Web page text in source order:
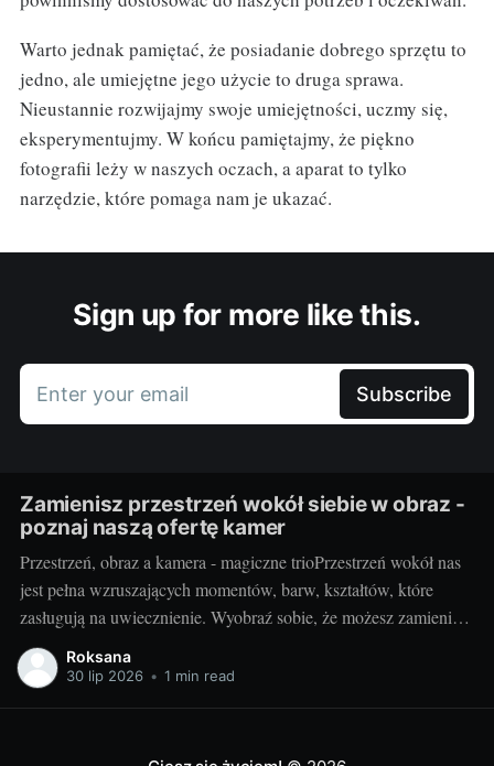
Warto jednak pamiętać, że posiadanie dobrego sprzętu to
jedno, ale umiejętne jego użycie to druga sprawa.
Nieustannie rozwijajmy swoje umiejętności, uczmy się,
eksperymentujmy. W końcu pamiętajmy, że piękno
fotografii leży w naszych oczach, a aparat to tylko
narzędzie, które pomaga nam je ukazać.
Sign up for more like this.
Enter your email Subscribe
Zamienisz przestrzeń wokół siebie w obraz -
poznaj naszą ofertę kamer
Przestrzeń, obraz a kamera - magiczne trioPrzestrzeń wokół nas
jest pełna wzruszających momentów, barw, kształtów, które
zasługują na uwiecznienie. Wyobraź sobie, że możesz zamienić
otaczający cię świat w jednym migawki w piękny,
niepowtarzalny obraz. Taką możliwość daje ci kamera.
Roksana
30 lip 2026 • 1 min read